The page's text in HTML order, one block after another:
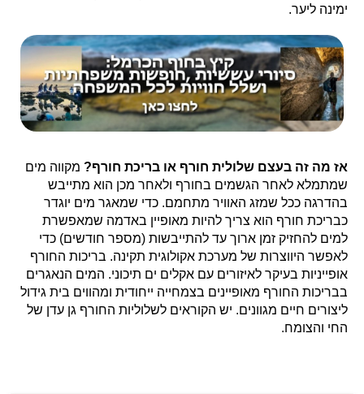
ימינה ליער.
אז מה זה בעצם שלולית חורף או בריכת חורף? מקווה מים
שמתמלא לאחר הגשמים בחורף ולאחר מכן הוא מתייבש
בהדרגה ככל שמזג האוויר מתחמם. כדי שמאגר מים יוגדר
כבריכת חורף הוא צריך להיות מאופיין באדמה שמאפשרת
למים להחזיק זמן ארוך עד להתייבשות (מספר חודשים) כדי
לאפשר היווצרות של מערכת אקולוגית תקינה. בריכות החורף
אופייניות בעיקר לאיזורים עם אקלים ים תיכוני. המים הנאגרים
בבריכות החורף מאופיינים בצמחייה ייחודית ומהווים בית גידול
ליצורים חיים מגוונים. יש הקוראים לשלוליות החורף גן עדן של
החי והצומח.